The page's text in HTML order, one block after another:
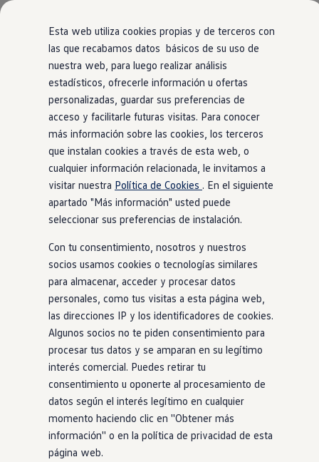
Esta web utiliza cookies propias y de terceros con
las que recabamos datos básicos de su uso de
nuestra web, para luego realizar análisis
estadísticos, ofrecerle información u ofertas
personalizadas, guardar sus preferencias de
acceso y facilitarle futuras visitas. Para conocer
más información sobre las cookies, los terceros
que instalan cookies a través de esta web, o
cualquier información relacionada, le invitamos a
visitar nuestra Política de Cookies . En el siguiente
apartado "Más información" usted puede
seleccionar sus preferencias de instalación.
Con tu consentimiento, nosotros y nuestros
socios usamos cookies o tecnologías similares
para almacenar, acceder y procesar datos
personales, como tus visitas a esta página web,
las direcciones IP y los identificadores de cookies.
Algunos socios no te piden consentimiento para
procesar tus datos y se amparan en su legítimo
interés comercial. Puedes retirar tu
consentimiento u oponerte al procesamiento de
datos según el interés legítimo en cualquier
momento haciendo clic en ''Obtener más
información'' o en la política de privacidad de esta
página web.
Ir
directamente
al contenido
Ir
directamente
al pie de
página
Nuevo ID. Polo: El eléctrico para todos
Nuevo ID. Cross 100% eléctrico
Modelos 7 plazas
Descubre el nuevo Golf GTI 50 Aniversario
Gama Deportiva
Gama SUV de Volkswagen
Ofertas y promociones
Precios Especiales
Renueva tu Volkswagen
Trae un amigo a Volkswagen Canarias
Financiación Volkswagen
Volkswagen Flex & Serenity
Renting
Vehículos de ocasión
Concursos Volkswagen
Clientes
Buscador de Concesionarios
Atención al cliente
Accesorios
Guía de mantenimiento
Información Útil
Viajar en coche
WLTP
Aceite y líquidos
EA189
Etiquetado de neumáticos UE - Volkswagen
Reciclaje Volkswagen Canarias
Servicios de mantenimiento
Garantía Volkswagen
Homologaciones y certificados de conformidad
Información sobre el apagón de redes 2G-3G
Recambios
Recambios reconstruidos